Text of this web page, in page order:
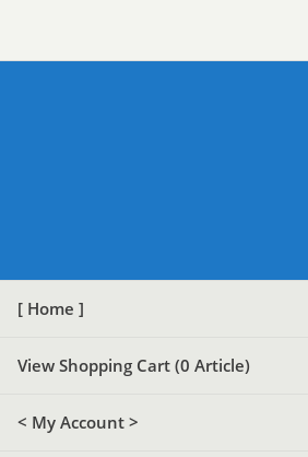
[ Home ]
View Shopping Cart (0 Article)
< My Account >